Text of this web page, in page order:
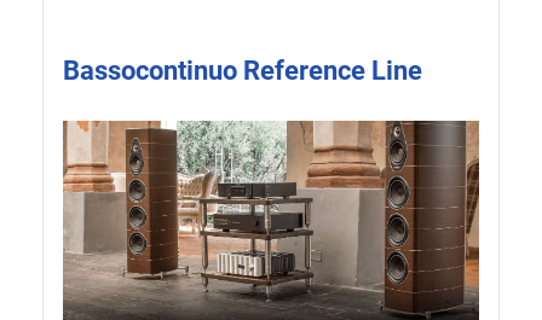
Bassocontinuo Reference Line